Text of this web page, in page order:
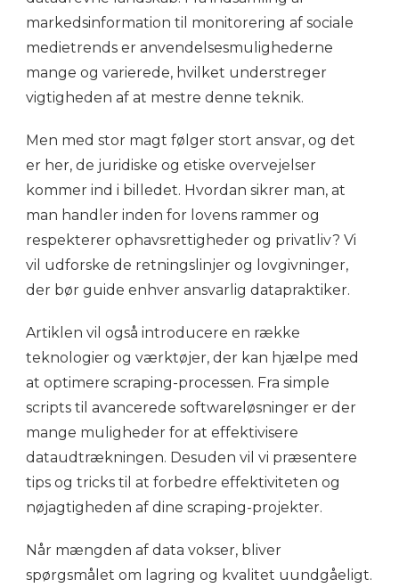
markedsinformation til monitorering af sociale
medietrends er anvendelsesmulighederne
mange og varierede, hvilket understreger
vigtigheden af at mestre denne teknik.
Men med stor magt følger stort ansvar, og det
er her, de juridiske og etiske overvejelser
kommer ind i billedet. Hvordan sikrer man, at
man handler inden for lovens rammer og
respekterer ophavsrettigheder og privatliv? Vi
vil udforske de retningslinjer og lovgivninger,
der bør guide enhver ansvarlig datapraktiker.
Artiklen vil også introducere en række
teknologier og værktøjer, der kan hjælpe med
at optimere scraping-processen. Fra simple
scripts til avancerede softwareløsninger er der
mange muligheder for at effektivisere
dataudtrækningen. Desuden vil vi præsentere
tips og tricks til at forbedre effektiviteten og
nøjagtigheden af dine scraping-projekter.
Når mængden af data vokser, bliver
spørgsmålet om lagring og kvalitet uundgåeligt.